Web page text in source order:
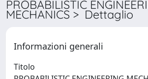
PROBABILISTIC
MECHANICS > Dettaglio
Informazioni generali
Titolo